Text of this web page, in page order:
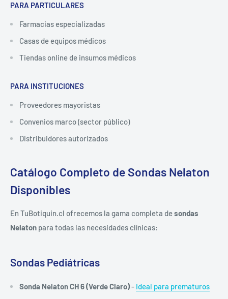
PARA PARTICULARES
Farmacias especializadas
Casas de equipos médicos
Tiendas online de insumos médicos
PARA INSTITUCIONES
Proveedores mayoristas
Convenios marco (sector público)
Distribuidores autorizados
Catálogo Completo de Sondas Nelaton
Disponibles
En TuBotiquin.cl ofrecemos la gama completa desondas
Nelaton para todas las necesidades clínicas:
Sondas Pediátricas
Sonda Nelaton CH 6 (Verde Claro)- Ideal para prematuros